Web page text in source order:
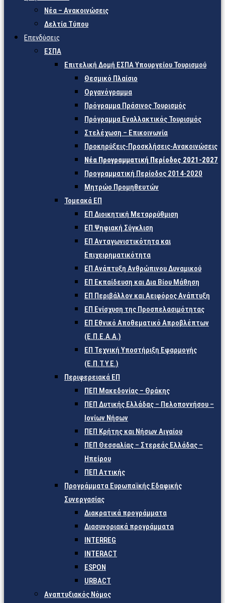
Νέα – Ανακοινώσεις
Δελτία Τύπου
Επενδύσεις
ΕΣΠΑ
Επιτελική Δομή ΕΣΠΑ Υπουργείου Τουρισμού
Θεσμικό Πλαίσιο
Οργανόγραμμα
Πρόγραμμα Πράσινος Τουρισμός
Πρόγραμμα Εναλλακτικός Τουρισμός
Στελέχωση – Επικοινωνία
Προκηρύξεις-Προσκλήσεις-Ανακοινώσεις
Νέα Προγραμματική Περίοδος 2021-2027
Προγραμματική Περίοδος 2014-2020
Μητρώο Προμηθευτών
Τομεακά ΕΠ
ΕΠ Διοικητική Μεταρρύθμιση
ΕΠ Ψηφιακή Σύγκλιση
ΕΠ Ανταγωνιστικότητα και
Επιχειρηματικότητα
ΕΠ Ανάπτυξη Ανθρώπινου Δυναμικού
ΕΠ Εκπαίδευση και Δια Βίου Μάθηση
ΕΠ Περιβάλλον και Αειφόρος Ανάπτυξη
ΕΠ Ενίσχυση της Προσπελασιμότητας
ΕΠ Εθνικό Αποθεματικό Απροβλέπτων
(Ε.Π.Ε.Α.Α.)
ΕΠ Τεχνική Υποστήριξη Εφαρμογής
(Ε.Π.Τ.Υ.Ε.)
Περιφερειακά ΕΠ
ΠΕΠ Μακεδονίας – Θράκης
ΠΕΠ Δυτικής Ελλάδας – Πελοποννήσου –
Ιονίων Νήσων
ΠΕΠ Κρήτης και Νήσων Αιγαίου
ΠΕΠ Θεσσαλίας – Στερεάς Ελλάδας –
Ηπείρου
ΠΕΠ Αττικής
Προγράμματα Ευρωπαϊκής Εδαφικής
Συνεργασίας
Διακρατικά προγράμματα
Διασυνοριακά προγράμματα
INTERREG
INTERACT
ESPON
URBACT
Αναπτυξιακός Νόμος